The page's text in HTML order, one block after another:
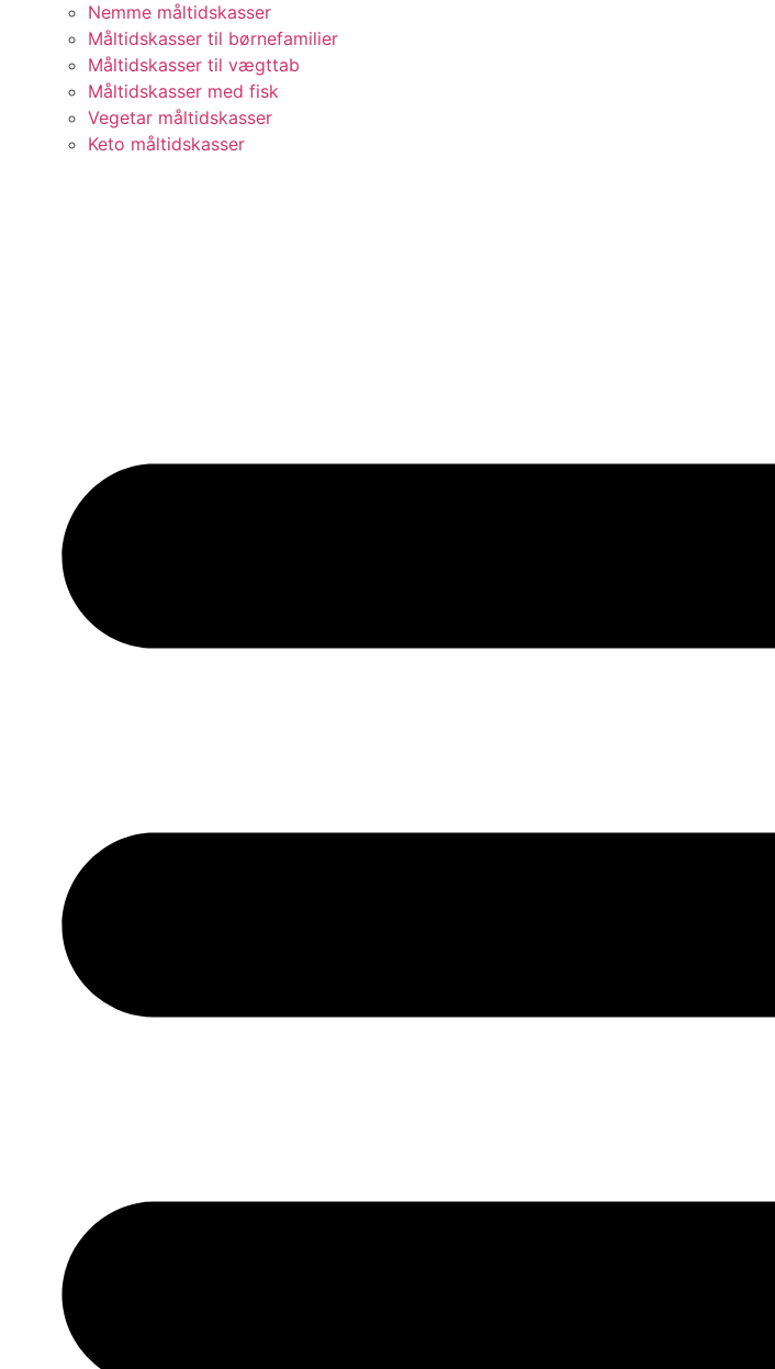
Nemme måltidskasser
Måltidskasser til børnefamilier
Måltidskasser til vægttab
Måltidskasser med fisk
Vegetar måltidskasser
Keto måltidskasser